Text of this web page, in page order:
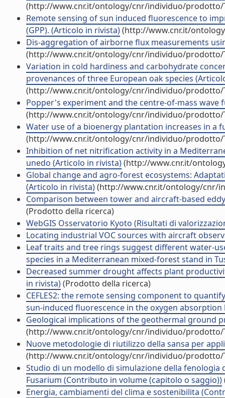
(http://www.cnr.it/ontology/cnr/individuo/prodotto/
Remote sensing of sun induced fluorescence to
(GPP). (Articolo in rivista)(http://www.cnr.it/
Dis-aggregation of airborne flux measurements
(http://www.cnr.it/ontology/cnr/individuo/prodotto/
Variation in cold hardiness and carbohydrate
provenances of three European oak species
(http://www.cnr.it/ontology/cnr/individuo/prodotto/
Popper's experiment and the centre-of-mass wave
(http://www.cnr.it/ontology/cnr/individuo/prodotto/
Water use of a bioenergy plantation increases in a
(http://www.cnr.it/ontology/cnr/individuo/prodotto/
Inhibition of net nitrification activity in a
unedo (Articolo in rivista)(http://www.cnr.it/
Global change and agro-forest ecosystems:
(Articolo in rivista)(http://www.cnr.it/ontology/cnr/
Comparison between tower and aircraft-based
(Prodotto della ricerca)
WebGIS Osservatorio Kyoto (Risultati di
Locating industrial VOC sources with aircraft
Leaf traits and tree rings suggest different water-
species in a Mediterranean mixed-forest stand in
Decreased summer drought affects plant
in rivista)(Prodotto della ricerca)
CEFLES2: the remote sensing component to
sun-induced fluorescence in the oxygen
Geological implications of the geothermal ground
(http://www.cnr.it/ontology/cnr/individuo/prodotto/
Nuove metodologie di riutilizzo della sansa per
(http://www.cnr.it/ontology/cnr/individuo/prodotto/
Studio di un modello di simulazione della
Fusarium (Contributo in volume (capitolo o saggio))
Energia, cambiamenti del clima e sostenibilita